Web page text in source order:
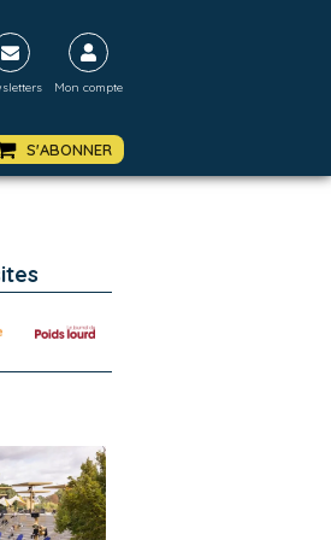
Mon compte
S'ABONNER